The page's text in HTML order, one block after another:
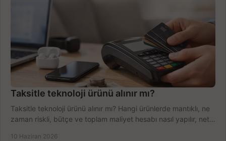
Taksitle teknoloji ürünü alınır mı?
Taksitle teknoloji ürünü alınır mı? Hangi ürünlerde mantıklı, ne
zaman riskli, bütçe ve toplam maliyet hesabı nasıl yapılır, net
10 Haziran 2026